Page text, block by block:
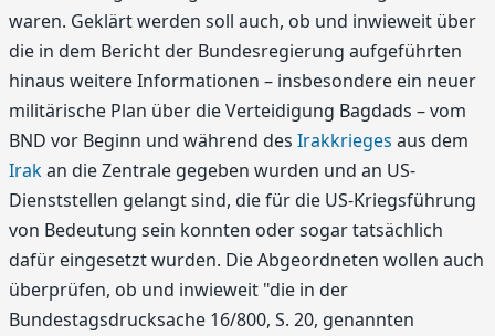
waren. Geklärt werden soll auch, ob und inwieweit über
die in dem Bericht der Bundesregierung aufgeführten
hinaus weitere Informationen – insbesondere ein neuer
militärische Plan über die Verteidigung Bagdads – vom
BND vor Beginn und während des Irakkrieges aus dem
Irakan die Zentrale gegeben wurden und an US-
Dienststellen gelangt sind, die für die US-Kriegsführung
von Bedeutung sein konnten oder sogar tatsächlich
dafür eingesetzt wurden. Die Abgeordneten wollen auch
überprüfen, ob und inwieweit "die in der
Bundestagsdrucksache 16/800, S. 20, genannten